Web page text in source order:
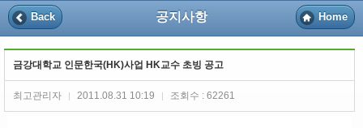
Back 공지사항 Home
금강대학교 인문한국(HK)사업 HK교수 초빙 공고
최고관리자 2011.08.31 10:19 조회수 : 62261